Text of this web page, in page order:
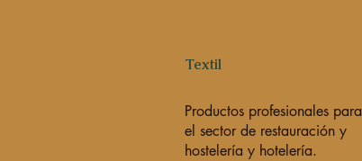
Textil
Productos profesionales para
el sector de restauración y
hostelería y hotelería.